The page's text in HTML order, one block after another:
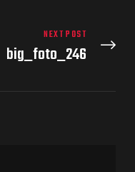
NEXT POST
big_foto_246